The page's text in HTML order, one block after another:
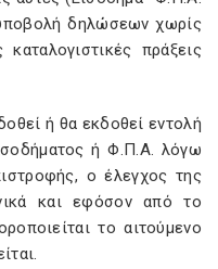
δηλώσεων χωρίς
πράξεις
ή θα εκδοθεί εντολή
ή Φ.Π.Α. λόγω
ο έλεγχος της
και εφόσον από το
το αιτούμενο